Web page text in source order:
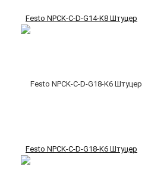
Festo NPCK-C-D-G14-K8 Штуцер
Festo NPCK-C-D-G18-K6 Штуцер